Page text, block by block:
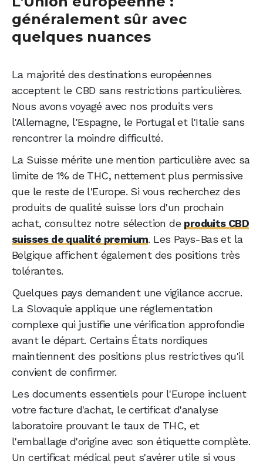
généralement sûr avec
quelques nuances
La majorité des destinations européennes
acceptent le CBD sans restrictions particulières.
Nous avons voyagé avec nos produits vers
l'Allemagne, l'Espagne, le Portugal et l'Italie sans
rencontrer la moindre difficulté.
La Suisse mérite une mention particulière avec sa
limite de 1% de THC, nettement plus permissive
que le reste de l'Europe. Si vous recherchez des
produits de qualité suisse lors d'un prochain
achat, consultez notre sélection de produits CBD
suisses de qualité premium. Les Pays-Bas et la
Belgique affichent également des positions très
tolérantes.
Quelques pays demandent une vigilance accrue.
La Slovaquie applique une réglementation
complexe qui justifie une vérification approfondie
avant le départ. Certains États nordiques
maintiennent des positions plus restrictives qu'il
convient de confirmer.
Les documents essentiels pour l'Europe incluent
votre facture d'achat, le certificat d'analyse
laboratoire prouvant le taux de THC, et
l'emballage d'origine avec son étiquette complète.
Un certificat médical peut s'avérer utile si vous